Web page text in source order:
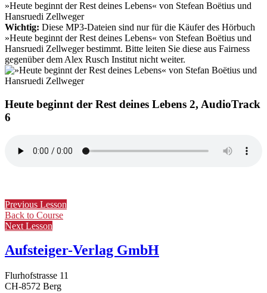
»Heute beginnt der Rest deines Lebens« von Stefean Boëtius und
Hansruedi Zellweger
Wichtig: Diese MP3-Dateien sind nur für die Käufer des Hörbuch
»Heute beginnt der Rest deines Lebens« von Stefean Boëtius und
Hansruedi Zellweger bestimmt. Bitte leiten Sie diese aus Fairness
gegenüber dem Alex Rusch Institut nicht weiter.
Heute beginnt der Rest deines Lebens 2, AudioTrack
6
Previous Lesson
Back to Course
Next Lesson
Aufsteiger-Verlag GmbH
Flurhofstrasse 11
CH-8572 Berg